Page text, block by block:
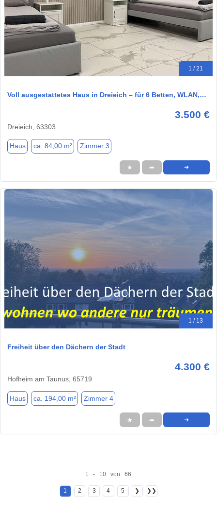
1 / 21
Voll ausgestattetes Haus in Dreieich – für 6 Betten, WLAN,…
3.500 €
Dreieich, 63303
Haus ca. 84,00 m² Zimmer 3
★ ➦ ➜
1 / 13
Freiheit über den Dächern der Stadt
4.300 €
Hofheim am Taunus, 65719
Haus ca. 194,00 m² Zimmer 4
★ ➦ ➜
1 - 10 von 66
1 2 3 4 5 ❯ ❯❯